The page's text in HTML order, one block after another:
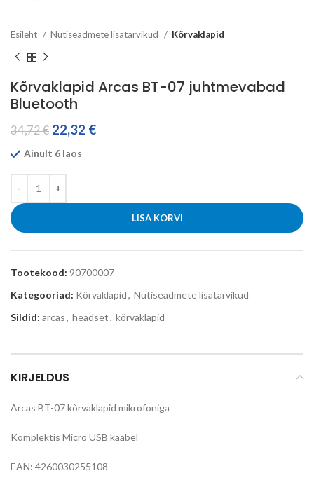
Esileht Nutiseadmete lisatarvikud Kõrvaklapid
Kõrvaklapid Arcas BT-07 juhtmevabad
Bluetooth
34,72€ 22,32 €
Ainult 6 laos
LISA KORVI
Tootekood: 90700007
Kategooriad: Kõrvaklapid, Nutiseadmete lisatarvikud
Sildid: arcas, headset, kõrvaklapid
KIRJELDUS
Arcas BT-07 kõrvaklapid mikrofoniga
Komplektis Micro USB kaabel
EAN: 4260030255108